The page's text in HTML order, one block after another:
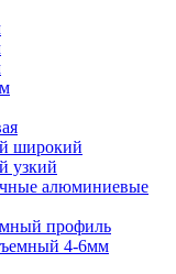
широкий
узкий
алюминиевые
профиль
4-6мм